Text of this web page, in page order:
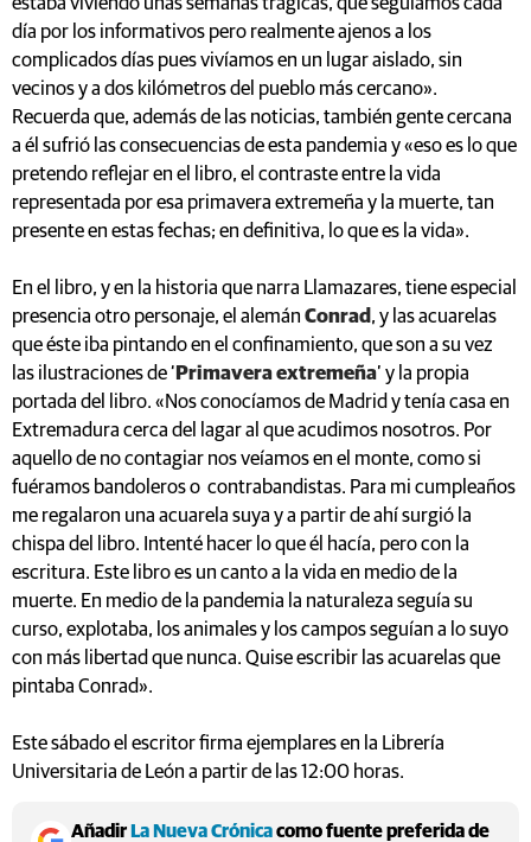
día por los informativos pero realmente ajenos a los
complicados días pues vivíamos en un lugar aislado, sin
vecinos y a dos kilómetros del pueblo más cercano».
Recuerda que, además de las noticias, también gente cercana
a él sufrió las consecuencias de esta pandemia y «eso es lo que
pretendo reflejar en el libro, el contraste entre la vida
representada por esa primavera extremeña y la muerte, tan
presente en estas fechas; en definitiva, lo que es la vida».
En el libro, y en la historia que narra Llamazares, tiene especial
presencia otro personaje, el alemán Conrad , y las acuarelas
que éste iba pintando en el confinamiento, que son a su vez
las ilustraciones de ‘ Primavera extremeña’ y la propia
portada del libro. «Nos conocíamos de Madrid y tenía casa en
Extremadura cerca del lagar al que acudimos nosotros. Por
aquello de no contagiar nos veíamos en el monte, como si
fuéramos bandoleros o contrabandistas. Para mi cumpleaños
me regalaron una acuarela suya y a partir de ahí surgió la
chispa del libro. Intenté hacer lo que él hacía, pero con la
escritura. Este libro es un canto a la vida en medio de la
muerte. En medio de la pandemia la naturaleza seguía su
curso, explotaba, los animales y los campos seguían a lo suyo
con más libertad que nunca. Quise escribir las acuarelas que
pintaba Conrad».
Este sábado el escritor firma ejemplares en la Librería
Universitaria de León a partir de las 12:00 horas.
AñadirLa Nueva Crónicacomo fuente preferida de